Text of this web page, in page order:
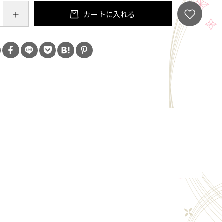
務。2016年、「はまだぴこ」の名でイラストレータ
年、電子書籍絵本『キミノ、トナリ』をリリー
500年で1番難しい注文』『ネコの言い分、ネズミの
を発売(すべて電子書籍)し、電子書籍販売サイトの
グで、高いセールスを記録。2018年、八王子市で初
画展)を開催。2018年、『ART BOOK SELECTED
動物を描き出す作家116名のアートブック作品集
カートに入れる